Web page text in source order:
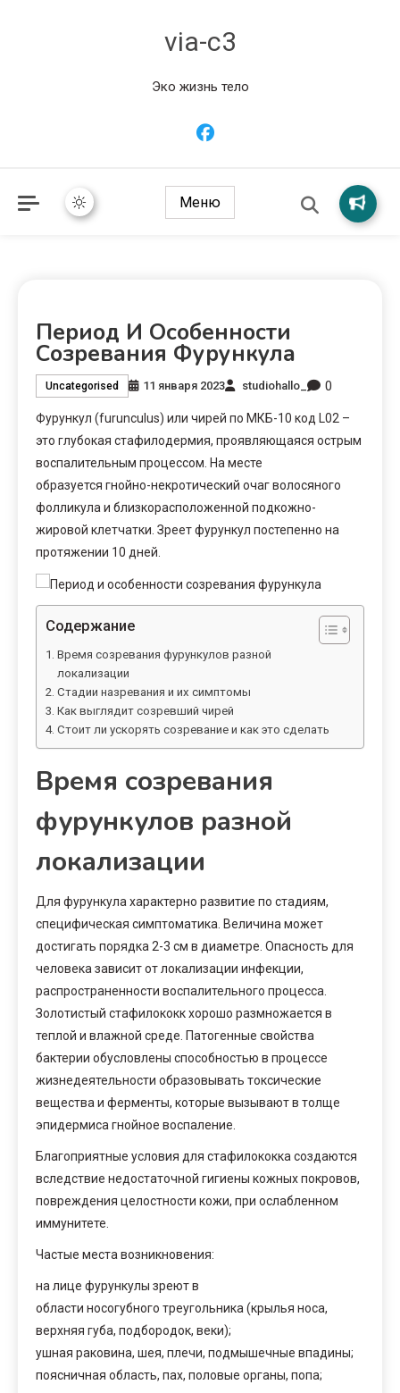
via-c3
Эко жизнь тело
Меню
Период И Особенности
Созревания Фурункула
Uncategorised 11 января 2023 studiohallo_ 0
Фурункул (furunculus) или чирей по МКБ-10 код L02 –
это глубокая стафилодермия, проявляющаяся острым
воспалительным процессом. На месте
образуется гнойно-некротический очаг волосяного
фолликула и близкорасположенной подкожно-
жировой клетчатки. Зреет фурункул постепенно на
протяжении 10 дней.
Содержание
Время созревания фурункулов разной
локализации
Стадии назревания и их симптомы
Как выглядит созревший чирей
Стоит ли ускорять созревание и как это сделать
Время созревания
фурункулов разной
локализации
Для фурункула характерно развитие по стадиям,
специфическая симптоматика. Величина может
достигать порядка 2-3 см в диаметре. Опасность для
человека зависит от локализации инфекции,
распространенности воспалительного процесса.
Золотистый стафилококк хорошо размножается в
теплой и влажной среде. Патогенные свойства
бактерии обусловлены способностью в процессе
жизнедеятельности образовывать токсические
вещества и ферменты, которые вызывают в толще
эпидермиса гнойное воспаление.
Благоприятные условия для стафилококка создаются
вследствие недостаточной гигиены кожных покровов,
повреждения целостности кожи, при ослабленном
иммунитете.
Частые места возникновения:
на лице фурункулы зреют в
области носогубного треугольника (крылья носа,
верхняя губа, подбородок, веки);
ушная раковина, шея, плечи, подмышечные впадины;
поясничная область, пах, половые органы, попа;